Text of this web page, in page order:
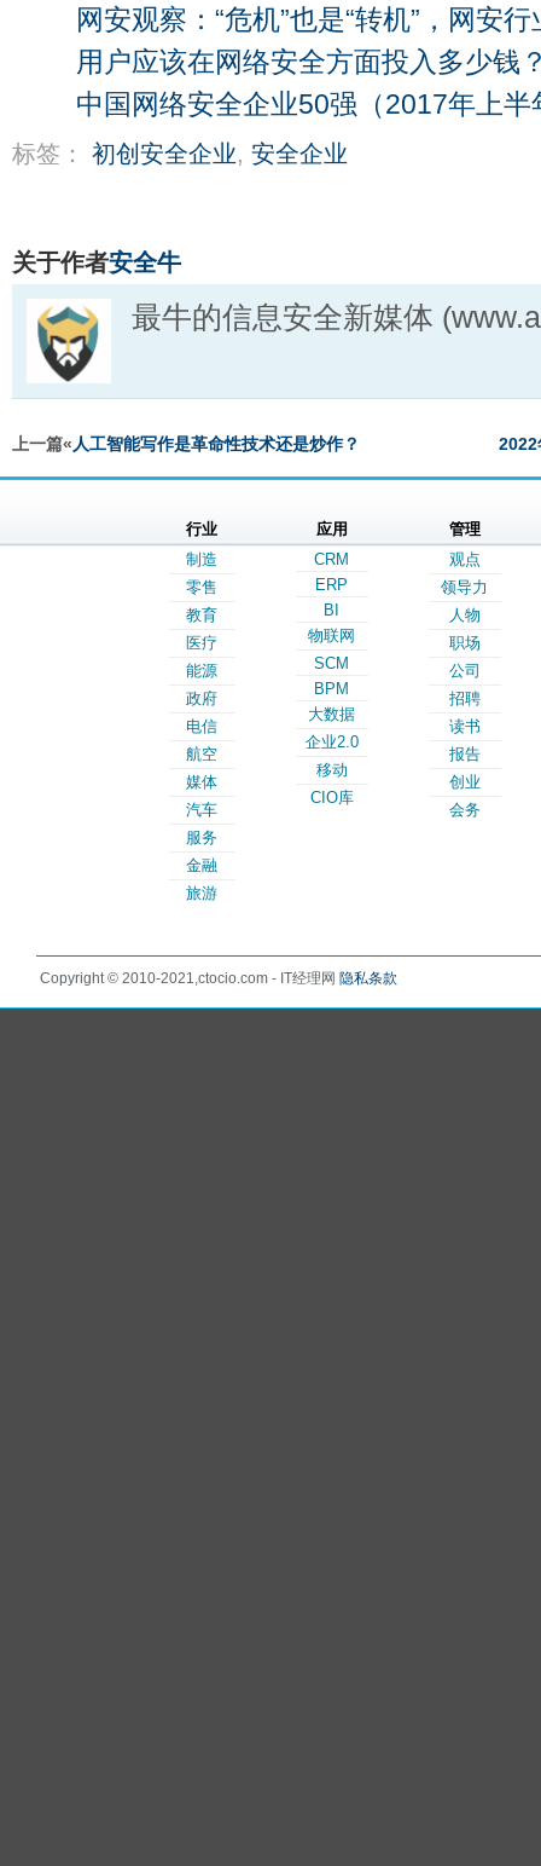
网安观察：“危机”也是“转机”，网安
用户应该在网络安全方面投入多少钱
中国网络安全企业50强（2017年上半
标签： 初创安全企业, 安全企业
关于作者安全牛
最牛的信息安全新媒体
上一篇« 人工智能写作是革命性技术还是炒作？ 2022
行业
制造
零售
教育
医疗
能源
政府
电信
航空
媒体
汽车
服务
金融
旅游
应用
CRM
ERP
BI
物联网
SCM
BPM
大数据
企业2.0
移动
CIO库
管理
观点
领导力
人物
职场
公司
招聘
读书
报告
创业
会务
Copyright © 2010-2021,ctocio.com - IT经理网 隐私条款